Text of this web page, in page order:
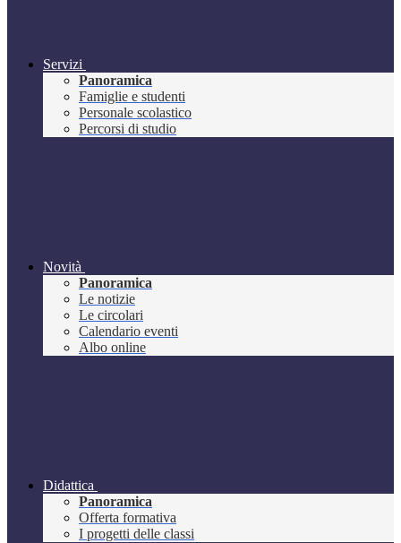
Servizi
Panoramica
Famiglie e studenti
Personale scolastico
Percorsi di studio
Novità
Panoramica
Le notizie
Le circolari
Calendario eventi
Albo online
Didattica
Panoramica
Offerta formativa
I progetti delle classi